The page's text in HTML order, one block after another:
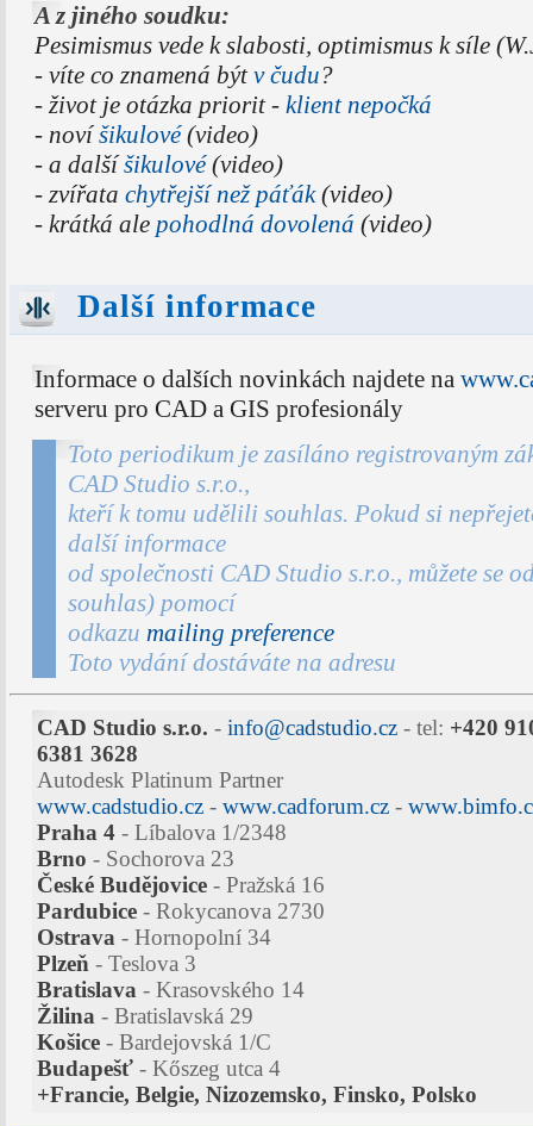
A z jiného soudku:
Pesimismus vede k slabosti, optimismus k síle
- víte co znamená býtv čudu?
- život je otázka priorit - klient nepočká
- novíšikulové(video)
- a dalšíšikulové(video)
- zvířata chytřejší než páťák(video)
- krátká ale pohodlná dovolená (video)
Další informace
Informace o dalších novinkách najdete na
serveru pro CAD a GIS profesionály
Toto periodikum je zasíláno registrovaným
CAD Studio s.r.o.,
kteří k tomu udělili souhlas. Pokud si
další informace
od společnosti CAD Studio s.r.o., můžete se
souhlas) pomocí
odkazu mailing preference
Toto vydání dostáváte na adresu
CAD Studio s.r.o. - info@cadstudio.cz- tel: +420
6381 3628
Autodesk Platinum Partner
www.cadstudio.cz- www.cadforum.cz-
Praha 4- Líbalova 1/2348
Brno - Sochorova 23
České Budějovice- Pražská 16
Pardubice- Rokycanova 2730
Ostrava- Hornopolní 34
Plzeň- Teslova 3
Bratislava- Krasovského 14
Žilina- Bratislavská 29
Košice- Bardejovská 1/C
Budapešť- Kőszeg utca 4
+Francie, Belgie, Nizozemsko, Finsko, Polsko